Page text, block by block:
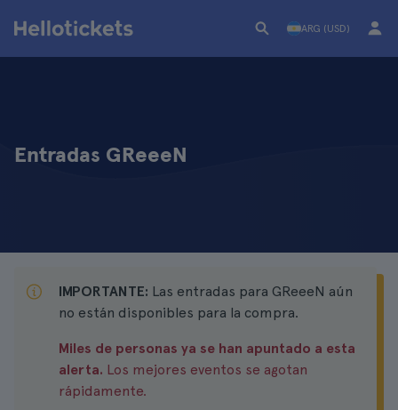
ARG (USD)
Entradas GReeeN
IMPORTANTE: Las entradas para GReeeN aún
no están disponibles para la compra.
Miles de personas ya se han apuntado a esta
alerta. Los mejores eventos se agotan
rápidamente.